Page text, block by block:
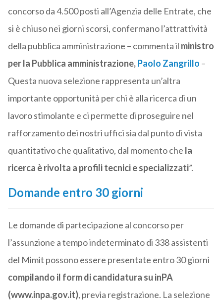
concorso da 4.500 posti all’Agenzia delle Entrate, che
si è chiuso nei giorni scorsi, confermano l’attrattività
della pubblica amministrazione – commenta il ministro
per la Pubblica amministrazione,Paolo Zangrillo –
Questa nuova selezione rappresenta un’altra
importante opportunità per chi è alla ricerca di un
lavoro stimolante e ci permette di proseguire nel
rafforzamento dei nostri uffici sia dal punto di vista
quantitativo che qualitativo, dal momento che la
ricerca è rivolta a profili tecnici e specializzati”.
Domande entro 30 giorni
Le domande di partecipazione al concorso per
l’assunzione a tempo indeterminato di 338 assistenti
del Mimit possono essere presentate entro 30 giorni
compilando il form di candidatura su inPA
(www.inpa.gov.it), previa registrazione. La selezione